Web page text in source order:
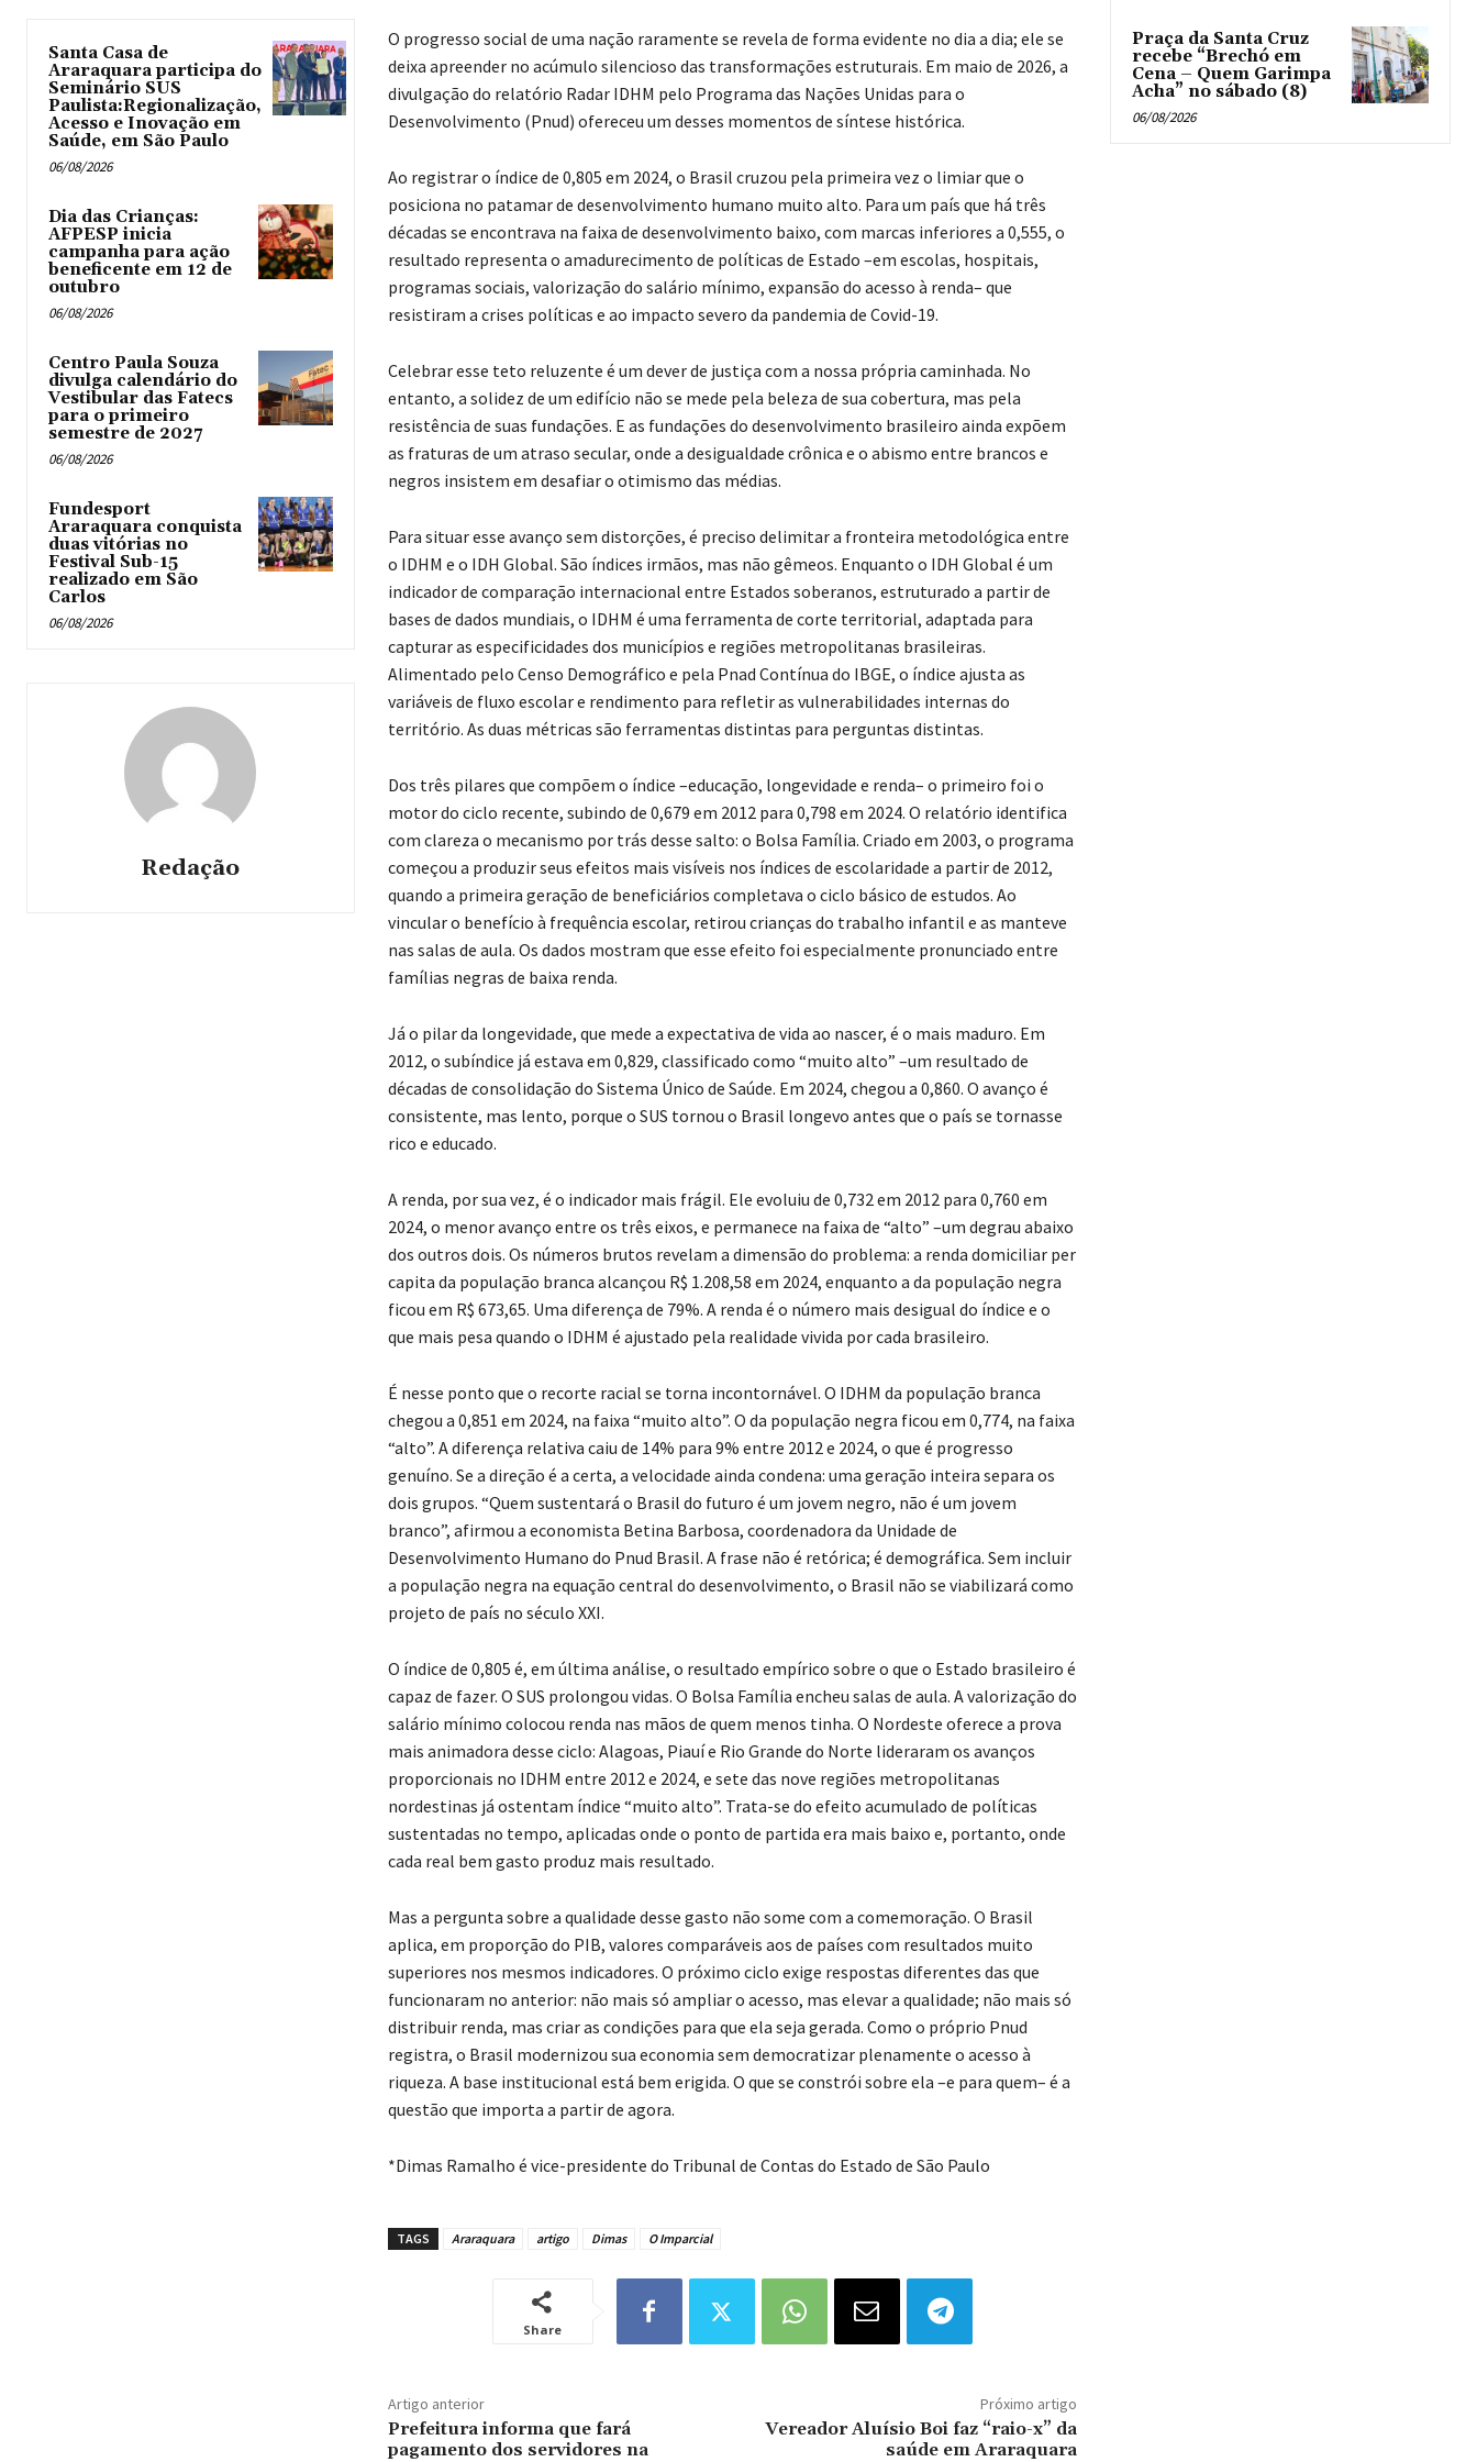
Santa Casa de
Araraquara participa do
Seminário SUS
Paulista:Regionalização,
Acesso e Inovação em
Saúde, em São Paulo
06/08/2026
Dia das Crianças:
AFPESP inicia
campanha para ação
beneficente em 12 de
outubro
06/08/2026
Centro Paula Souza
divulga calendário do
Vestibular das Fatecs
para o primeiro
semestre de 2027
06/08/2026
Fundesport
Araraquara conquista
duas vitórias no
Festival Sub-15
realizado em São
Carlos
06/08/2026
Redação
O progresso social de uma nação raramente se revela de forma evidente no dia a dia; ele se
deixa apreender no acúmulo silencioso das transformações estruturais. Em maio de 2026, a
divulgação do relatório Radar IDHM pelo Programa das Nações Unidas para o
Desenvolvimento (Pnud) ofereceu um desses momentos de síntese histórica.
Ao registrar o índice de 0,805 em 2024, o Brasil cruzou pela primeira vez o limiar que o
posiciona no patamar de desenvolvimento humano muito alto. Para um país que há três
décadas se encontrava na faixa de desenvolvimento baixo, com marcas inferiores a 0,555, o
resultado representa o amadurecimento de políticas de Estado –em escolas, hospitais,
programas sociais, valorização do salário mínimo, expansão do acesso à renda– que
resistiram a crises políticas e ao impacto severo da pandemia de Covid-19.
Celebrar esse teto reluzente é um dever de justiça com a nossa própria caminhada. No
entanto, a solidez de um edifício não se mede pela beleza de sua cobertura, mas pela
resistência de suas fundações. E as fundações do desenvolvimento brasileiro ainda expõem
as fraturas de um atraso secular, onde a desigualdade crônica e o abismo entre brancos e
negros insistem em desafiar o otimismo das médias.
Para situar esse avanço sem distorções, é preciso delimitar a fronteira metodológica entre
o IDHM e o IDH Global. São índices irmãos, mas não gêmeos. Enquanto o IDH Global é um
indicador de comparação internacional entre Estados soberanos, estruturado a partir de
bases de dados mundiais, o IDHM é uma ferramenta de corte territorial, adaptada para
capturar as especificidades dos municípios e regiões metropolitanas brasileiras.
Alimentado pelo Censo Demográfico e pela Pnad Contínua do IBGE, o índice ajusta as
variáveis de fluxo escolar e rendimento para refletir as vulnerabilidades internas do
território. As duas métricas são ferramentas distintas para perguntas distintas.
Dos três pilares que compõem o índice –educação, longevidade e renda– o primeiro foi o
motor do ciclo recente, subindo de 0,679 em 2012 para 0,798 em 2024. O relatório identifica
com clareza o mecanismo por trás desse salto: o Bolsa Família. Criado em 2003, o programa
começou a produzir seus efeitos mais visíveis nos índices de escolaridade a partir de 2012,
quando a primeira geração de beneficiários completava o ciclo básico de estudos. Ao
vincular o benefício à frequência escolar, retirou crianças do trabalho infantil e as manteve
nas salas de aula. Os dados mostram que esse efeito foi especialmente pronunciado entre
famílias negras de baixa renda.
Já o pilar da longevidade, que mede a expectativa de vida ao nascer, é o mais maduro. Em
2012, o subíndice já estava em 0,829, classificado como “muito alto” –um resultado de
décadas de consolidação do Sistema Único de Saúde. Em 2024, chegou a 0,860. O avanço é
consistente, mas lento, porque o SUS tornou o Brasil longevo antes que o país se tornasse
rico e educado.
A renda, por sua vez, é o indicador mais frágil. Ele evoluiu de 0,732 em 2012 para 0,760 em
2024, o menor avanço entre os três eixos, e permanece na faixa de “alto” –um degrau abaixo
dos outros dois. Os números brutos revelam a dimensão do problema: a renda domiciliar per
capita da população branca alcançou R$ 1.208,58 em 2024, enquanto a da população negra
ficou em R$ 673,65. Uma diferença de 79%. A renda é o número mais desigual do índice e o
que mais pesa quando o IDHM é ajustado pela realidade vivida por cada brasileiro.
É nesse ponto que o recorte racial se torna incontornável. O IDHM da população branca
chegou a 0,851 em 2024, na faixa “muito alto”. O da população negra ficou em 0,774, na faixa
“alto”. A diferença relativa caiu de 14% para 9% entre 2012 e 2024, o que é progresso
genuíno. Se a direção é a certa, a velocidade ainda condena: uma geração inteira separa os
dois grupos. “Quem sustentará o Brasil do futuro é um jovem negro, não é um jovem
branco”, afirmou a economista Betina Barbosa, coordenadora da Unidade de
Desenvolvimento Humano do Pnud Brasil. A frase não é retórica; é demográfica. Sem incluir
a população negra na equação central do desenvolvimento, o Brasil não se viabilizará como
projeto de país no século XXI.
O índice de 0,805 é, em última análise, o resultado empírico sobre o que o Estado brasileiro é
capaz de fazer. O SUS prolongou vidas. O Bolsa Família encheu salas de aula. A valorização do
salário mínimo colocou renda nas mãos de quem menos tinha. O Nordeste oferece a prova
mais animadora desse ciclo: Alagoas, Piauí e Rio Grande do Norte lideraram os avanços
proporcionais no IDHM entre 2012 e 2024, e sete das nove regiões metropolitanas
nordestinas já ostentam índice “muito alto”. Trata-se do efeito acumulado de políticas
sustentadas no tempo, aplicadas onde o ponto de partida era mais baixo e, portanto, onde
cada real bem gasto produz mais resultado.
Mas a pergunta sobre a qualidade desse gasto não some com a comemoração. O Brasil
aplica, em proporção do PIB, valores comparáveis aos de países com resultados muito
superiores nos mesmos indicadores. O próximo ciclo exige respostas diferentes das que
funcionaram no anterior: não mais só ampliar o acesso, mas elevar a qualidade; não mais só
distribuir renda, mas criar as condições para que ela seja gerada. Como o próprio Pnud
registra, o Brasil modernizou sua economia sem democratizar plenamente o acesso à
riqueza. A base institucional está bem erigida. O que se constrói sobre ela –e para quem– é a
questão que importa a partir de agora.
*Dimas Ramalho é vice-presidente do Tribunal de Contas do Estado de São Paulo
TAGS Araraquara artigo Dimas O Imparcial
Share
Artigo anterior
Prefeitura informa que fará
pagamento dos servidores na
Próximo artigo
Vereador Aluísio Boi faz “raio-x” da
saúde em Araraquara
Praça da Santa Cruz
recebe “Brechó em
Cena – Quem Garimpa
Acha” no sábado (8)
06/08/2026